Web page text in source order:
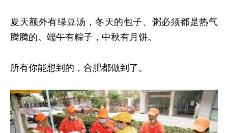
夏天额外有绿豆汤，冬天的包子、粥必须都是热气
腾腾的。端午有粽子，中秋有月饼。
所有你能想到的，合肥都做到了。